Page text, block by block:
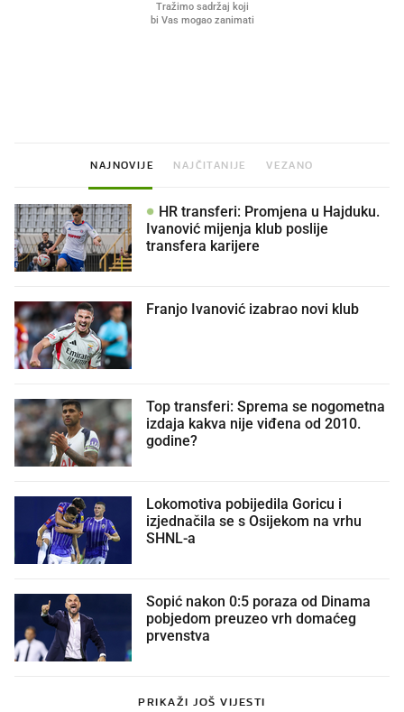
NAJNOVIJE NAJČITANIJE VEZANO
HR transferi: Promjena u Hajduku.
Ivanović mijenja klub poslije
transfera karijere
Franjo Ivanović izabrao novi klub
Top transferi: Sprema se nogometna
izdaja kakva nije viđena od 2010.
godine?
Lokomotiva pobijedila Goricu i
izjednačila se s Osijekom na vrhu
SHNL-a
Sopić nakon 0:5 poraza od Dinama
pobjedom preuzeo vrh domaćeg
prvenstva
PRIKAŽI JOŠ VIJESTI